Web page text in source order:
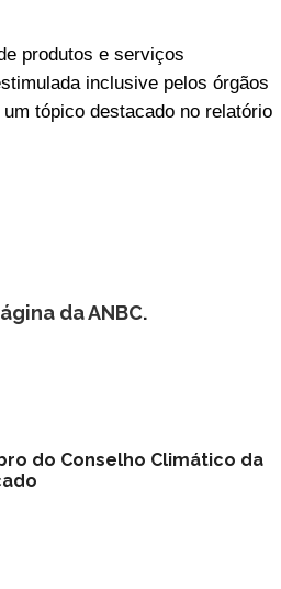
produtos e serviços
inclusive pelos órgãos
tópico destacado no relatório
da ANBC.
do Conselho Climático da